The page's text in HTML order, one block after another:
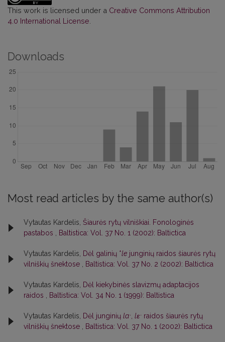
This work is licensed under a Creative Commons Attribution
4.0 International License
Downloads
Most read articles by the same author(s)
Vytautas Kardelis, Šiaurės rytų vilniškiai. Fonologinės
pastabos
Baltistica: Vol. 37 No. 1 (2002): Baltictica
Vytautas Kardelis, Dėl galinių *le junginių raidos šiaurės rytų
vilniškių šnektose
Baltistica: Vol. 37 No. 2 (2002): Baltictica
Vytautas Kardelis,
Dėl kiekybinės slavizmų adaptacijos
raidos
Baltistica: Vol. 34 No. 1 (1999): Baltistica
Vytautas Kardelis, Dėl junginių laˑ lɛˑ raidos šiaurės rytų
vilniškių šnektose
Baltistica: Vol. 37 No. 1 (2002): Baltictica